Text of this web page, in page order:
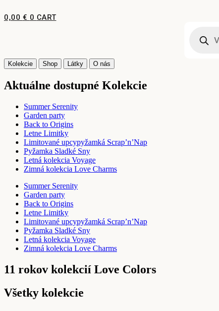
na
0,00 € 0 CART
search
Kolekcie Shop Látky O nás
Aktuálne dostupné Kolekcie
Summer Serenity
Garden party
Back to Origins
Letne Limitky
Limitované upcypyžamká Scrap’n’Nap
Pyžamka Sladké Sny
Letná kolekcia Voyage
Zimná kolekcia Love Charms
Summer Serenity
Garden party
Back to Origins
Letne Limitky
Limitované upcypyžamká Scrap’n’Nap
Pyžamka Sladké Sny
Letná kolekcia Voyage
Zimná kolekcia Love Charms
11 rokov kolekcií Love Colors
Všetky kolekcie